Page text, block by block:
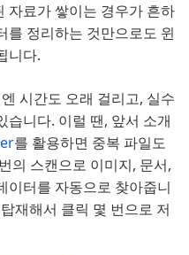
자료가 쌓이는 경우가 흔하
를 정리하는 것만으로도 윈
니다.
시간도 오래 걸리고, 실수
습니다. 이럴 땐, 앞서 소개
를 활용하면 중복 파일도
의 스캔으로 이미지, 문서,
이터를 자동으로 찾아줍니
재해서 클릭 몇 번으로 저